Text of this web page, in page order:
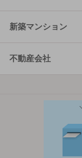
新築マンション
不動産会社